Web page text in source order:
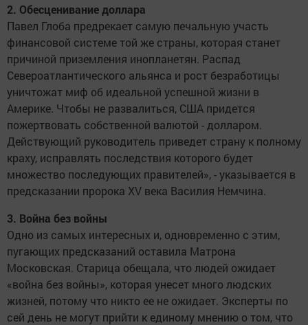
2. Обесценивание доллара
Павел Глоба предрекает самую печальную участь
финансовой системе той же страны, которая станет
причиной приземления инопланетян. Распад
Североатлантического альянса и рост безработицы
уничтожат миф об идеальной успешной жизни в
Америке. Чтобы не развалиться, США придется
пожертвовать собственной валютой - долларом.
Действующий руководитель приведет страну к полному
краху, исправлять последствия которого будет
множество последующих правителей», - указывается в
предсказании пророка XV века Василия Немчина.
3. Война без войны
Одно из самых интересных и, одновременно с этим,
пугающих предсказаний оставила Матрона
Московская. Старица обещала, что людей ожидает
«война без войны», которая унесет много людских
жизней, потому что никто ее не ожидает. Эксперты по
сей день не могут прийти к единому мнению о том, что